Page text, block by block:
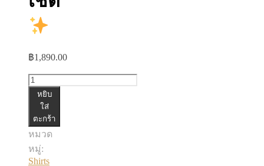
฿1,890.00
จำนวน
เชิ้ต
ชิ้น
หยิบ
ใส่
ตะกร้า
หมวด
หมู่:
Shirts